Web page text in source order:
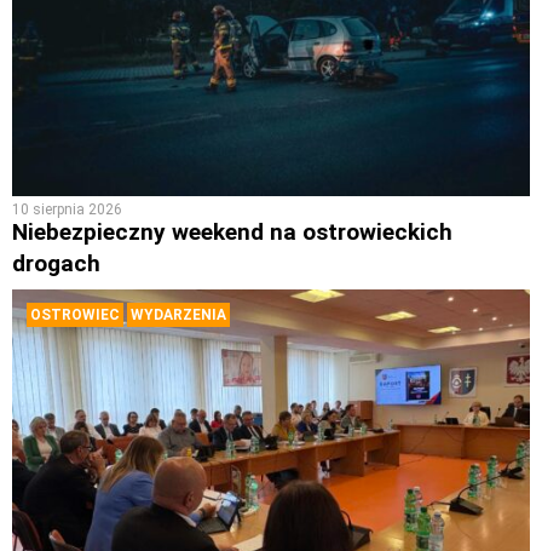
10 sierpnia 2026
Niebezpieczny weekend na ostrowieckich
drogach
OSTROWIEC WYDARZENIA